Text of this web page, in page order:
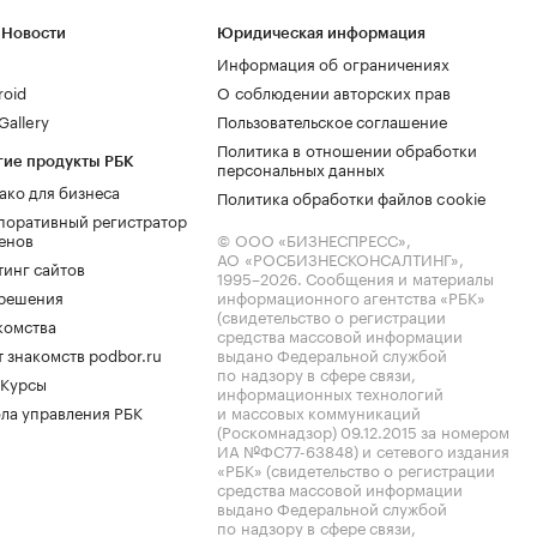
продукты РБК
для бизнеса
регистратор
сайтов
знакомств podbor.ru
управления РБК
Юридическая информация
Информация об ограничениях
О соблюдении авторских прав
Пользовательское соглашение
Политика в отношении обработки
персональных данных
Политика обработки файлов cookie
© ООО «БИЗНЕСПРЕСС»,
АО «РОСБИЗНЕСКОНСАЛТИНГ»,
1995–2026. Сообщения и материалы
информационного агентства «РБК»
(свидетельство о регистрации
средства массовой информации
выдано Федеральной службой
по надзору в сфере связи,
информационных технологий
и массовых коммуникаций
(Роскомнадзор) 09.12.2015 за номером
ИА №ФС77-63848) и сетевого издания
«РБК» (свидетельство о регистрации
средства массовой информации
выдано Федеральной службой
по надзору в сфере связи,